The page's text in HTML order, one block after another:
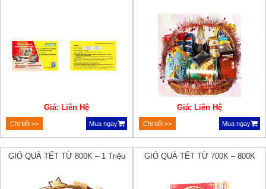
Giá: Liên Hệ
Chi tiết >> Mua ngay
Giá: Liên Hệ
Chi tiết >> Mua ngay
GIỎ QUÀ TẾT TỪ 800K – 1 Triệu GIỎ QUÀ TẾT TỪ 700K – 800K